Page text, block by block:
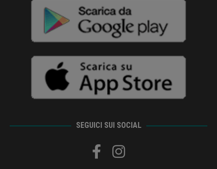
SEGUICI SUI SOCIAL